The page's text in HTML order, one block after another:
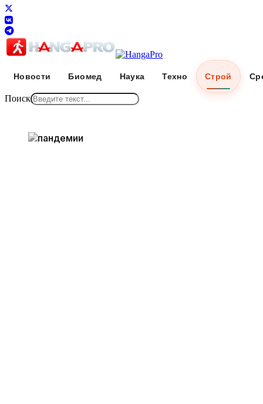
Новости Биомед Наука Техно Строй
Поиск